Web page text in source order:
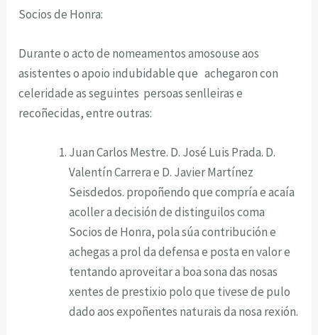
Socios de Honra:
Durante o acto de nomeamentos amosouse aos
asistentes o apoio indubidable que achegaron con
celeridade as seguintes persoas senlleiras e
recoñecidas, entre outras:
Juan Carlos Mestre. D. José Luis Prada. D.
Valentín Carrera e D. Javier Martínez
Seisdedos. propoñendo que compría e acaía
acoller a decisión de distinguilos coma
Socios de Honra, pola súa contribución e
achegas a prol da defensa e posta en valor e
tentando aproveitar a boa sona das nosas
xentes de prestixio polo que tivese de pulo
dado aos expoñentes naturais da nosa rexión.